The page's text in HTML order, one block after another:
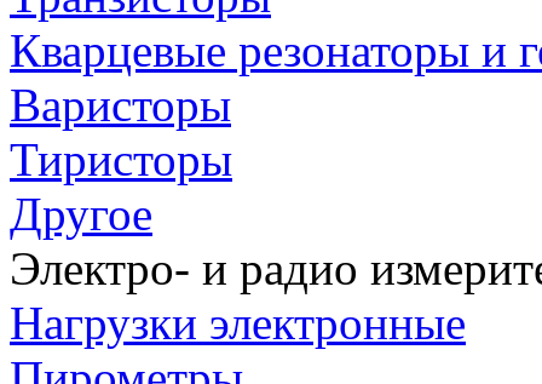
Кварцевые резонаторы и
Варисторы
Тиристоры
Другое
Электро- и радио
Нагрузки электронные